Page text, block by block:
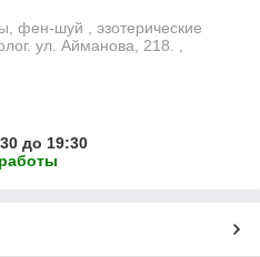
фен-шуй , эзотерические
ул. Айманова, 218. ,
до 19:30